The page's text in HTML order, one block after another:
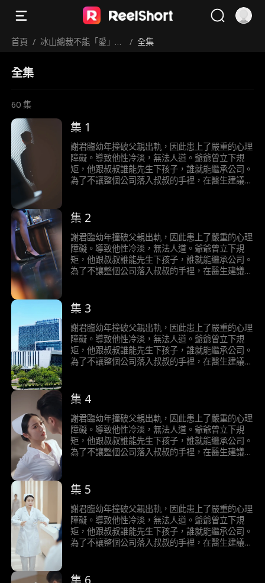
首頁 / 冰山總裁不能「愛」！
/ 全集
全集
60 集
集 1
謝君臨幼年撞破父親出軌，因此患上了嚴重的心理
障礙。導致他性冷淡，無法人道。爺爺曾立下規
矩，他跟叔叔誰能先生下孩子，誰就能繼承公司。
為了不讓整個公司落入叔叔的手裡，在醫生建議
的生理反應，從而展開強勢的追求，二人之間發生
了一系列啼笑皆非的故事。
集 2
謝君臨幼年撞破父親出軌，因此患上了嚴重的心理
障礙。導致他性冷淡，無法人道。爺爺曾立下規
矩，他跟叔叔誰能先生下孩子，誰就能繼承公司。
為了不讓整個公司落入叔叔的手裡，在醫生建議
的生理反應，從而展開強勢的追求，二人之間發生
了一系列啼笑皆非的故事。
集 3
謝君臨幼年撞破父親出軌，因此患上了嚴重的心理
障礙。導致他性冷淡，無法人道。爺爺曾立下規
矩，他跟叔叔誰能先生下孩子，誰就能繼承公司。
為了不讓整個公司落入叔叔的手裡，在醫生建議
的生理反應，從而展開強勢的追求，二人之間發生
了一系列啼笑皆非的故事。
集 4
謝君臨幼年撞破父親出軌，因此患上了嚴重的心理
障礙。導致他性冷淡，無法人道。爺爺曾立下規
矩，他跟叔叔誰能先生下孩子，誰就能繼承公司。
為了不讓整個公司落入叔叔的手裡，在醫生建議
的生理反應，從而展開強勢的追求，二人之間發生
了一系列啼笑皆非的故事。
集 5
謝君臨幼年撞破父親出軌，因此患上了嚴重的心理
障礙。導致他性冷淡，無法人道。爺爺曾立下規
矩，他跟叔叔誰能先生下孩子，誰就能繼承公司。
為了不讓整個公司落入叔叔的手裡，在醫生建議
的生理反應，從而展開強勢的追求，二人之間發生